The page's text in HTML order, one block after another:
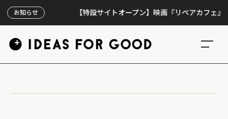
お知らせ 【特設サイトオープン】映画『リペアカフェ』、上